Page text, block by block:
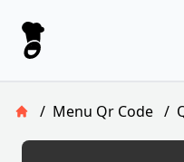
Le Pronto
Retour à la page
/ Menu Qr Code /